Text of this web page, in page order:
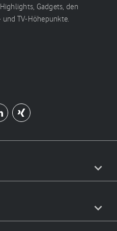
Gadgets, den
und TV-Höhepunkte.